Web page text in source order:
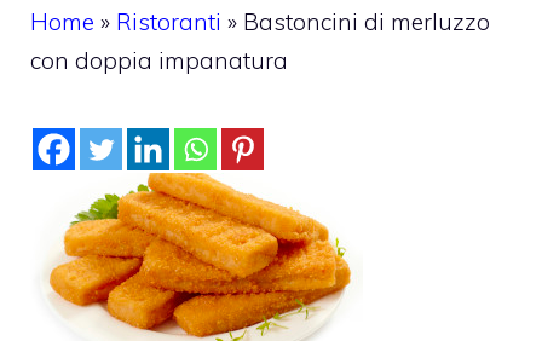
Home » Ristoranti » Bastoncini di merluzzo
con doppia impanatura